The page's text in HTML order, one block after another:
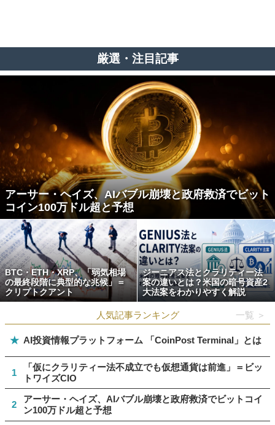
厳選・注目記事
アーサー・ヘイズ、AIバブル崩壊と政府救済でビット
コイン100万ドル超と予想
BTC・ETH・XRP、「弱気相場
の最終段階に典型的な兆候」＝
クリプトクアント
ジーニアス法とクラリティー法
案の違いとは？米国の暗号資産2
大法案をわかりやすく解説
人気記事ランキング 一覧 ＞
★ AI投資情報プラットフォーム 「CoinPost Terminal」とは
1
「仮にクラリティー法不成立でも仮想通貨は前進」＝ビッ
トワイズCIO
2
アーサー・ヘイズ、AIバブル崩壊と政府救済でビットコイ
ン100万ドル超と予想